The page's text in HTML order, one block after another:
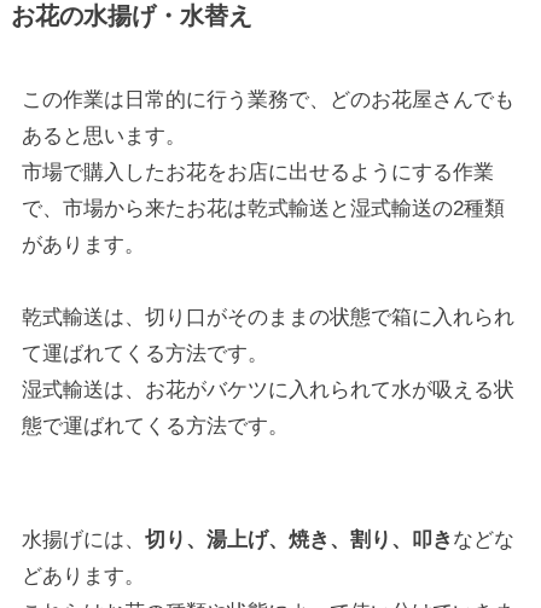
お花の水揚げ・水替え
この作業は日常的に行う業務で、どのお花屋さんでも
あると思います。
市場で購入したお花をお店に出せるようにする作業
で、市場から来たお花は乾式輸送と湿式輸送の2種類
があります。
乾式輸送は、切り口がそのままの状態で箱に入れられ
て運ばれてくる方法です。
湿式輸送は、お花がバケツに入れられて水が吸える状
態で運ばれてくる方法です。
水揚げには、 切り、湯上げ、焼き、割り、叩き などな
どあります。